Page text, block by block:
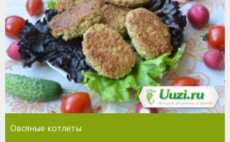
Овсяные котлеты